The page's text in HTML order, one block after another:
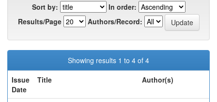
Sort by:
In order:
Results/Page
Authors/Record:
Showing results 1 to 4 of 4
Issue
Date
Title Author(s)